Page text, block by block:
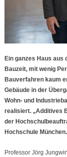
Ein ganzes Haus
Bauzeit, mit wenig
Bauverfahren kaum
Gebäude in der
Wohn- und
realisiert. „Additives
der
Hochschule München.
Professor Jörg